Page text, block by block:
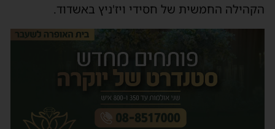
הקהילה החמשית של חסידי ויז'ניץ באשדוד.